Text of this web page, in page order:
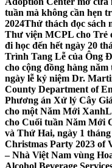
tuần mà không cần hẹn
2024Thử thách đọc sách
Thư viện MCPL cho Trẻ
đi học đến hết ngày 20
Trình Tang Lễ của Ông
cho cộng đồng hàng
ngày lễ kỷ niệm Dr.
County Department of
Phương án Xử lý Cây
cho một Năm Mới Xanh
cho Cuối tuần Năm Mới
và Thứ Hai, ngày 1 tháng
Christmas Party 2023 of
– Nhà Việt Nam vùng
Alcohol Beverage